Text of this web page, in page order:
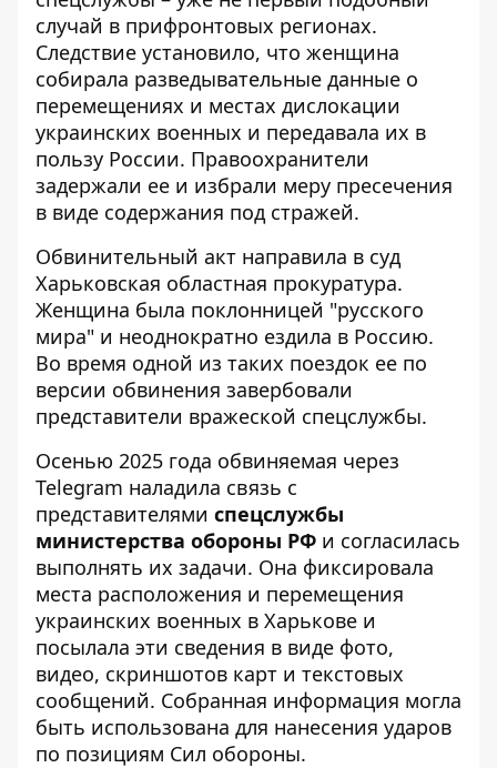
случай в прифронтовых регионах.
Следствие установило, что женщина
собирала разведывательные данные о
перемещениях и местах дислокации
украинских военных и передавала их в
пользу России. Правоохранители
задержали ее и избрали меру пресечения
в виде содержания под стражей.
Обвинительный акт направила в суд
Харьковская областная прокуратура.
Женщина была поклонницей "русского
мира" и неоднократно ездила в Россию.
Во время одной из таких поездок ее по
версии обвинения завербовали
представители вражеской спецслужбы.
Осенью 2025 года обвиняемая через
Telegram наладила связь с
представителями спецслужбы
министерства обороны РФ и согласилась
выполнять их задачи. Она фиксировала
места расположения и перемещения
украинских военных в Харькове и
посылала эти сведения в виде фото,
видео, скриншотов карт и текстовых
сообщений. Собранная информация могла
быть использована для нанесения ударов
по позициям Сил обороны.